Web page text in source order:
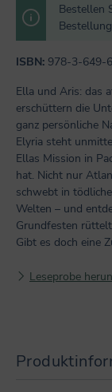
Bestellen
ISBN: 978-3-649-
Ella und Aris: das
erschüttern die
ganz persönliche
Elyria steht
Ellas Mission in
hat. Nicht nur
schwebt in
Welten – und
Grundfesten
Gibt es doch eine
Leseprobe